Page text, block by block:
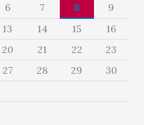
6 7 8
9
13 14 15
16
20 21 22
23
27 28 29
30